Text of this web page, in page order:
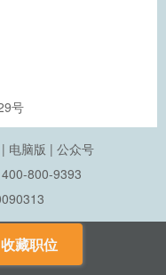
号
收藏职位
| 电脑版 | 公众号
800-9393